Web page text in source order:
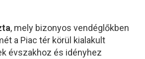
, mely bizonyos vendéglőkben
a Piac tér körül kialakult
évszakhoz és idényhez